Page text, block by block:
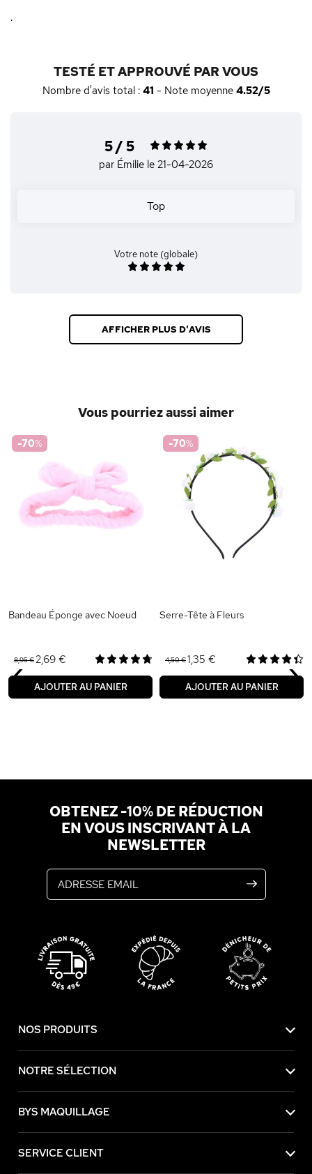
.
TESTÉ ET APPROUVÉ PAR VOUS
Nombre d'avis total : 41 - Note moyenne 4.52/5
5 / 5
par Émilie le 21-04-2026
Top
Votre note (globale)
AFFICHER PLUS D'AVIS
Vous pourriez aussi aimer
-70%
Bandeau Éponge avec Noeud
8,95 €2,69 €
AJOUTER AU PANIER
-70%
Serre-Tête à Fleurs
4,50 €1,35 €
AJOUTER AU PANIER
‹ ›
OBTENEZ -10% DE RÉDUCTION
EN VOUS INSCRIVANT À LA
NEWSLETTER
NOS PRODUITS
NOTRE SÉLECTION
BYS MAQUILLAGE
SERVICE CLIENT